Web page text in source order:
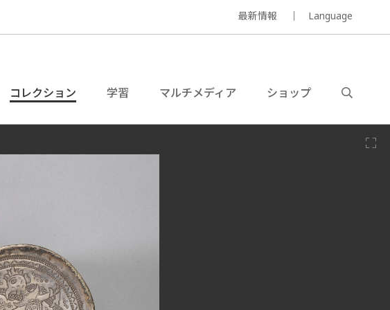
最新情報 Language
コレクション 学習 マルチメディア ショップ